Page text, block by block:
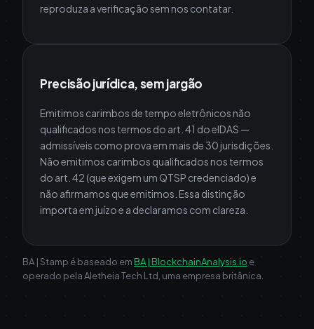
reproduza a verificação sem nos contatar.
Precisão jurídica, sem jargão
Emitimos carimbos de tempo eletrônicos não
qualificados nos termos do art. 41 do eIDAS —
admissíveis como prova em mais de 30 jurisdições.
Não emitimos carimbos qualificados nos termos
do art. 42 (que exigem um QTSP credenciado) e
não afirmamos que emitimos. Essa distinção
importa em juízo e a declaramos com clareza.
BA | Stamp é baseado em BA | BlockchainAnalysis.io e
operado pela Aletheia Tech Ltd, uma empresa britânica.